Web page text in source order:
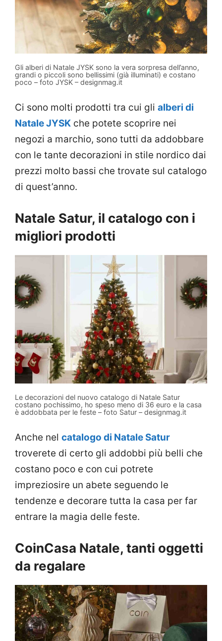
Gli alberi di Natale JYSK sono la vera sorpresa dell’anno,
grandi o piccoli sono bellissimi (già illuminati) e costano
poco – foto JYSK – designmag.it
Ci sono molti prodotti tra cui gli alberi di
Natale JYSK che potete scoprire nei
negozi a marchio, sono tutti da addobbare
con le tante decorazioni in stile nordico dai
prezzi molto bassi che trovate sul catalogo
di quest’anno.
Natale Satur, il catalogo con i
migliori prodotti
Le decorazioni del nuovo catalogo di Natale Satur
costano pochissimo, ho speso meno di 36 euro e la casa
è addobbata per le feste – foto Satur – designmag.it
Anche nel catalogo di Natale Satur
troverete di certo gli addobbi più belli che
costano poco e con cui potrete
impreziosire un abete seguendo le
tendenze e decorare tutta la casa per far
entrare la magia delle feste.
CoinCasa Natale, tanti oggetti
da regalare